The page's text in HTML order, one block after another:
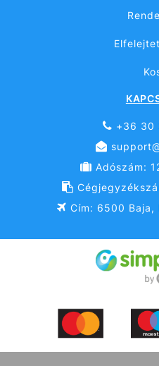
+36 30
Adószám:
Cím: 6500 Baja,